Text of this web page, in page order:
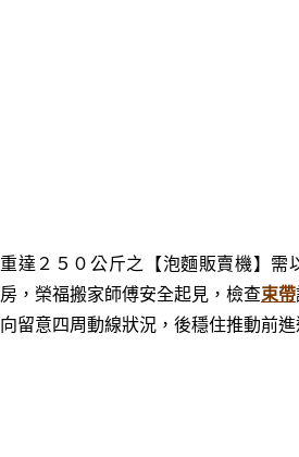
重達２５０公斤之 【泡麵販賣機】 需
房，榮福搬家師傅安全起見，檢查束帶
向留意四周動線狀況，後穩住推動前進